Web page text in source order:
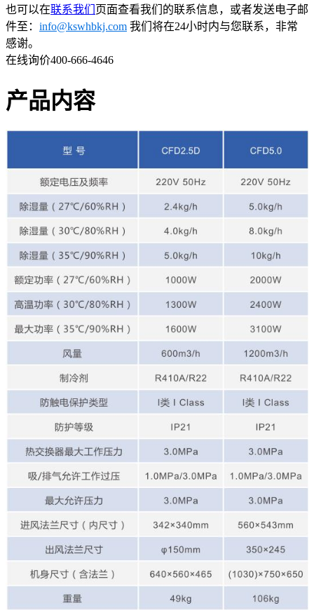
也可以在联系我们 页面查看我们的联系信息，或者发送电子邮
件至： info@kswhbkj.com 我们将在24小时内与您联系，非常
感谢。
在线询价400-666-4646
产品内容